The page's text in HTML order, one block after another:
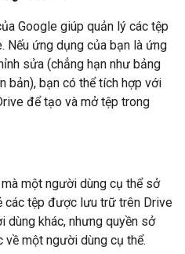
Google giúp quản lý các tệp
Nếu ứng dụng của bạn là ứng
sửa (chẳng hạn như bảng
bản), bạn có thể tích hợp với
để tạo và mở tệp trong
một người dùng cụ thể sở
các tệp được lưu trữ trên Drive
dùng khác, nhưng quyền sở
về một người dùng cụ thể.